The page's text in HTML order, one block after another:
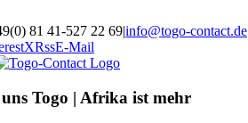
81 41-527 22 69|info@togo-contact.de
XRssE-Mail
Togo | Afrika ist mehr